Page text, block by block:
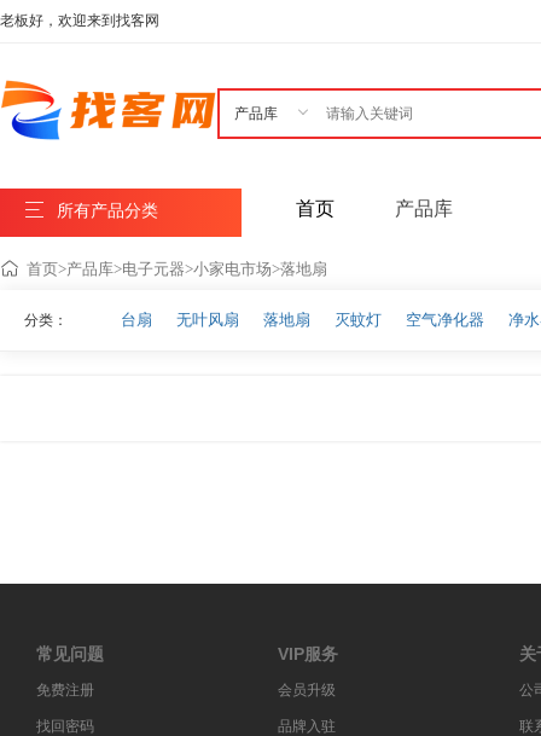
老板好，欢迎来到找客网
 所有产品分类 首页 产品库
首页>产品库>电子元器>小家电市场>落地扇
分类： 台扇 无叶风扇 落地扇 灭蚊灯 空气净化器
净
常见问题
免费注册
找回密码
VIP服务
会员升级
品牌入驻
关
公
联